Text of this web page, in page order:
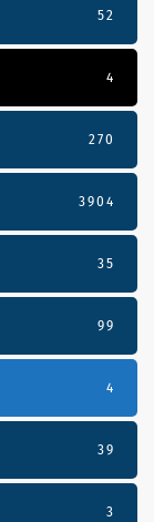
52
4
270
3904
35
99
4
39
3